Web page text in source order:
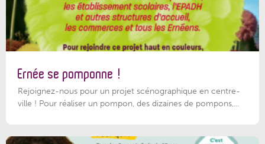
Ernée se pomponne !
Rejoignez-nous pour un projet scénographique en centre-
ville ! Pour réaliser un pompon, des dizaines de pompons,...